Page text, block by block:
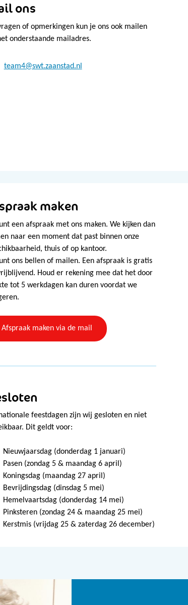
ons
of opmerkingen kun je ons ook mailen
onderstaande mailadres.
team4@swt.zaanstad.nl
maken
een afspraak met ons maken. We kijken dan
naar een moment dat past binnen onze
thuis of op kantoor.
ons bellen of mailen. Een afspraak is gratis
Houd er rekening mee dat het door
tot 5 werkdagen kan duren voordat we
Afspraak maken via de mail
feestdagen zijn wij gesloten en niet
Dit geldt voor:
Nieuwjaarsdag (donderdag 1 januari)
Pasen (zondag 5 & maandag 6 april)
Koningsdag (maandag 27 april)
Bevrijdingsdag (dinsdag 5 mei)
Hemelvaartsdag (donderdag 14 mei)
Pinksteren (zondag 24 & maandag 25 mei)
Kerstmis (vrijdag 25 & zaterdag 26 december)